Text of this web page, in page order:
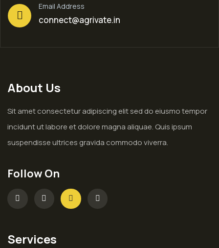
Email Address
connect@agrivate.in
About Us
Sit amet consectetur adipiscing elit sed do eiusmo tempor
incidunt ut labore et dolore magna aliquae. Quis ipsum
suspendisse ultrices gravida commodo viverra.
Follow On
Services